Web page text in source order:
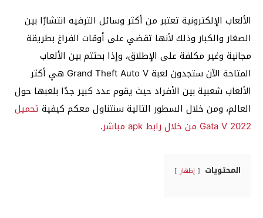
الألعاب الإلكترونية تعتبر من أكثر وسائل الترفيه انتشارًا بين
الصغار والكبار وذلك لأنها تقضي على أوقات الفراغ بطريقة
مجانية وغير مكلفة على الإطلاق، وإذا بحثتم بين الألعاب
المتاحة الآن ستجدون لعبة Grand Theft Auto V هي أكثر
الألعاب شعبية بين الأفراد حيث يقوم عدد كبير جدًا بلعبها حول
العالم، ومن خلال السطور التالية سنتناول معكم كيفية تحميل
Gata V 2022 من خلال رابط apk مباشر
.
المحتويات إظهار